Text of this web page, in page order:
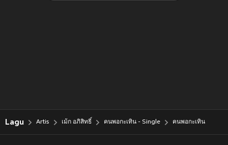
Lagu Artis เม้ก อภิสิทธิ์ คนพอกะเทิน - Single คนพอกะเทิน